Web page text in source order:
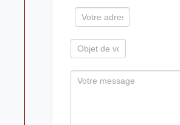
this
field